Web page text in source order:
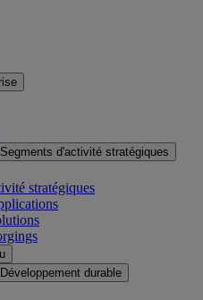
Segments d'activité stratégiques
stratégiques
Développement durable